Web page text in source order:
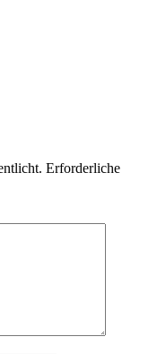
Erforderliche